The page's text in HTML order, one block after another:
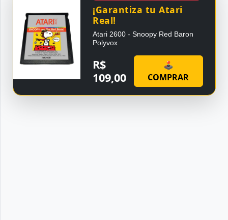
¡Garantiza tu Atari
Real!
Atari 2600 - Snoopy Red Baron
Polyvox
R$
109,00
🕹
COMPRAR